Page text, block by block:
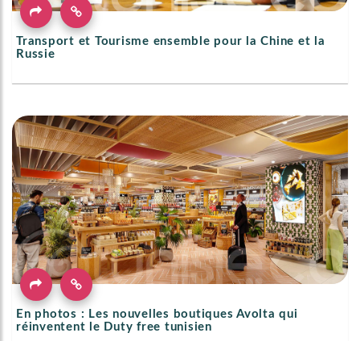
Transport et Tourisme ensemble pour la Chine et la
Russie
En photos : Les nouvelles boutiques Avolta qui
réinventent le Duty free tunisien